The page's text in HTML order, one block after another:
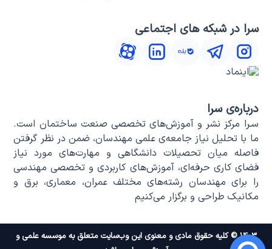
سرا در شبکه های اجتماعی
درباره‌ی سرا
سـرا مرکز نشر و آموزش‌های تخصصی صنعت ساختمان است.
ما با تحلیل نیاز جامعه‌ی علمی مهندسان، ضمن در نظر گرفتن
فاصله میان تحصیلات دانشگاهی و مهارت‌های مورد نیاز
فضای کاری حرفه‌ای، آموزش‌های کاربردی و تخصصی مهندسی
را برای مهندسان رشته‌های مختلف عمران، معماری، برق و
مکانیک طراحی و برگزار می‌کنیم
۱۴۰۳ © کلیه حقوق مادی و معنوی این وب‌سایت متعلق به موسسه علمی و